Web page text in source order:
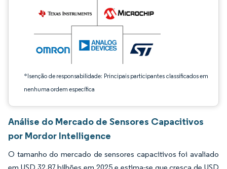
*Isenção de responsabilidade: Principais participantes classificados em
nenhuma ordem específica
Análise do Mercado de Sensores Capacitivos
por Mordor Intelligence
O tamanho do mercado de sensores capacitivos foi avaliado